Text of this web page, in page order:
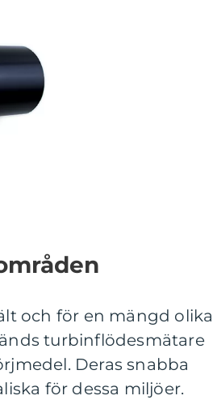
och för en mängd olika
turbinflödesmätare
Deras snabba
för dessa miljöer.